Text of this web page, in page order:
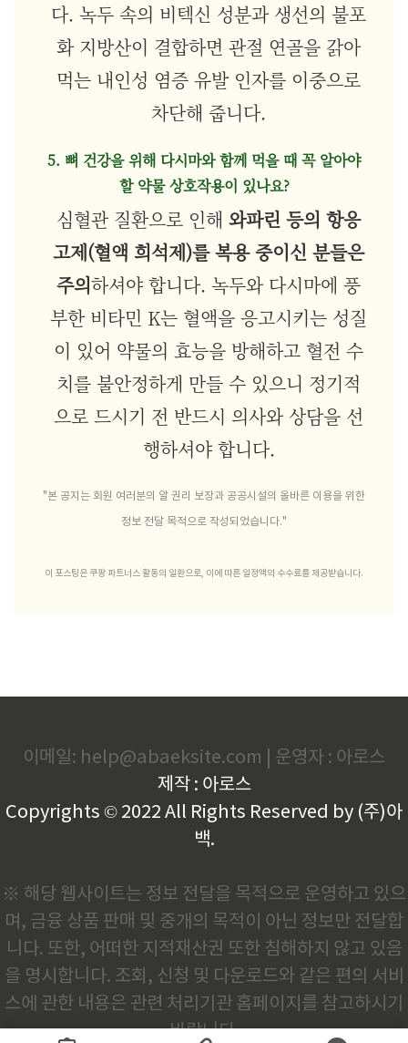
다. 녹두 속의 비텍신 성분과 생선의 불포
화 지방산이 결합하면 관절 연골을 갉아
먹는 내인성 염증 유발 인자를 이중으로
차단해 줍니다.
5. 뼈 건강을 위해 다시마와 함께 먹을 때 꼭 알아야
할 약물 상호작용이 있나요?
심혈관 질환으로 인해 와파린 등의 항응
고제(혈액 희석제)를 복용 중이신 분들은
주의하셔야 합니다. 녹두와 다시마에 풍
부한 비타민 K는 혈액을 응고시키는 성질
이 있어 약물의 효능을 방해하고 혈전 수
치를 불안정하게 만들 수 있으니 정기적
으로 드시기 전 반드시 의사와 상담을 선
행하셔야 합니다.
"본 공지는 회원 여러분의 알 권리 보장과 공공시설의 올바른 이용을 위한
정보 전달 목적으로 작성되었습니다."
이 포스팅은 쿠팡 파트너스 활동의 일환으로, 이에 따른 일정액의 수수료를 제공받습니다.
이메일: help@abaeksite.com | 운영자 : 아로스
제작 : 아로스
Copyrights © 2022 All Rights Reserved by (주)아
백.
※ 해당 웹사이트는 정보 전달을 목적으로 운영하고 있으
며, 금융 상품 판매 및 중개의 목적이 아닌 정보만 전달합
니다. 또한, 어떠한 지적재산권 또한 침해하지 않고 있음
을 명시합니다. 조회, 신청 및 다운로드와 같은 편의 서비
스에 관한 내용은 관련 처리기관 홈페이지를 참고하시기
바랍니다.